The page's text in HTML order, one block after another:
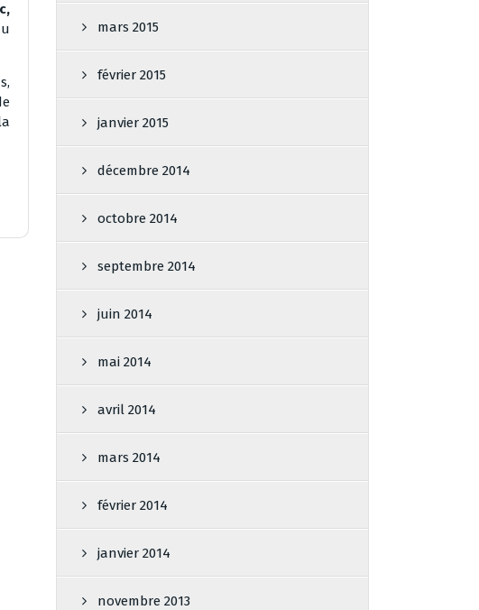
mars 2015
février 2015
janvier 2015
décembre 2014
octobre 2014
septembre 2014
juin 2014
mai 2014
avril 2014
mars 2014
février 2014
janvier 2014
novembre 2013